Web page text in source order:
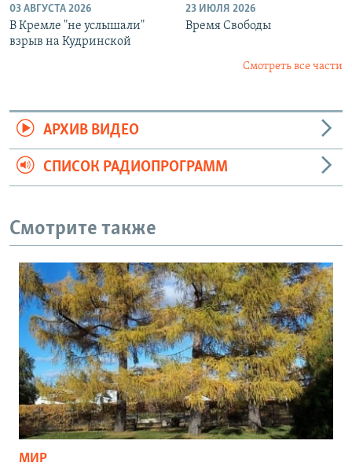
03 АВГУСТА 2026
В Кремле "не услышали"
взрыв на Кудринской
23 ИЮЛЯ 2026
Время Свободы
Смотреть все части
АРХИВ ВИДЕО
СПИСОК РАДИОПРОГРАММ
Смотрите также
МИР